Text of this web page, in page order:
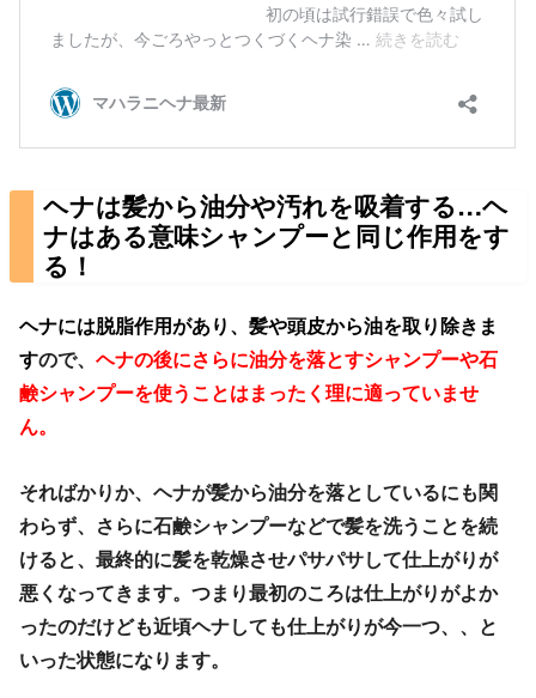
ヘナは髪から油分や汚れを吸着する…ヘ
ナはある意味シャンプーと同じ作用をす
る！
ヘナには脱脂作用があり、髪や頭皮から油を取り除きま
すので、ヘナの後にさらに油分を落とすシャンプーや石
鹸シャンプーを使うことはまったく理に適っていませ
ん。
そればかりか、ヘナが髪から油分を落としているにも関
わらず、さらに石鹸シャンプーなどで髪を洗うことを続
けると、最終的に髪を乾燥させパサパサして仕上がりが
悪くなってきます。つまり最初のころは仕上がりがよか
ったのだけども近頃ヘナしても仕上がりが今一つ、、と
いった状態になります。